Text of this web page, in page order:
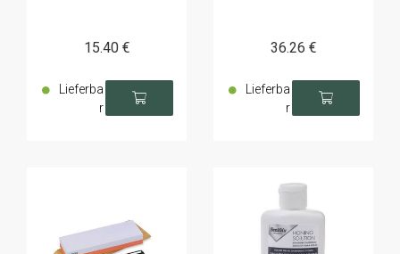
15.40 €
Lieferba
r
36.26 €
Lieferba
r